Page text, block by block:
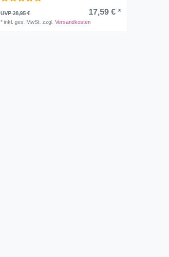
UVP 28,95 € 17,59 € *
*inkl. ges. MwSt. zzgl.Versandkosten